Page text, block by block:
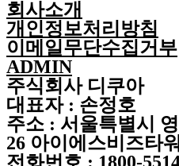
회사소개
개인정보처리방침
이메일무단수집거부
ADMIN
주식회사 디쿠아
대표자 : 손정호
주소 : 서울특별시
26 아이에스비즈타